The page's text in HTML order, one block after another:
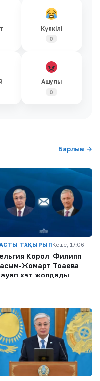
Күлкілі
0
Ашулы
0
Барлығы →
ТАҚЫРЫПКеше, 17:06
Королі Филипп
Жомарт Тоқаевқа
хат жолдады